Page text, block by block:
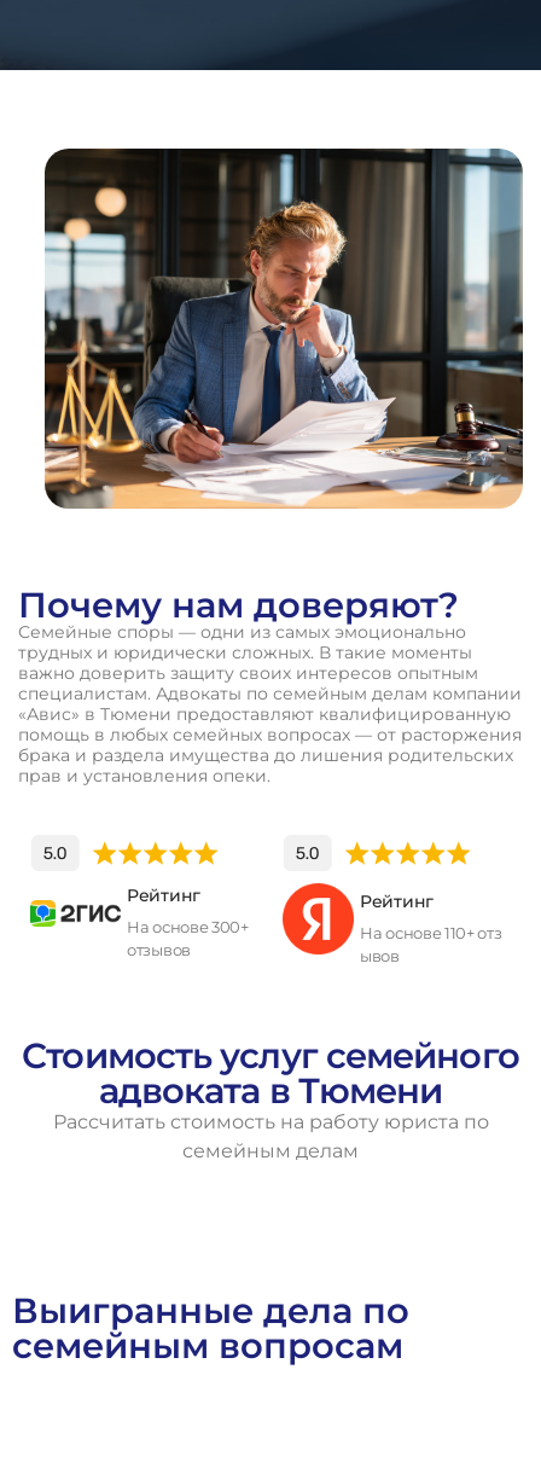
1%
ВЫИГРАННЫХ
Почему нам доверяют?
Семейные споры — одни из самых эмоционально
трудных и юридически сложных. В такие моменты
важно доверить защиту своих интересов опытным
специалистам. Адвокаты по семейным делам компании
«Авис» в Тюмени предоставляют квалифицированную
помощь в любых семейных вопросах — от расторжения
брака и раздела имущества до лишения родительских
прав и установления опеки.
Рейтинг
На основе 300+
отзывов
Рейтинг
На основе 110+ отз
ывов
Стоимость услуг семейного
адвоката в Тюмени
Рассчитать стоимость на работу юриста по
семейным делам
Выигранные дела по
семейным вопросам